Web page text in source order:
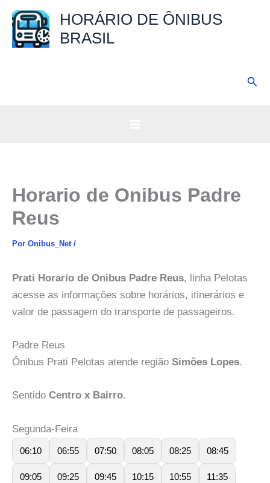
para
HORÁRIO DE ÔNIBUS
BRASIL
Horario de Onibus Padre
Reus
Por Onibus_Net /
Prati Horario de Onibus Padre Reus, linha Pelotas
acesse as informações sobre horários, itinerários e
valor de passagem do transporte de passageiros.
Padre Reus
Ônibus Prati Pelotas atende região Simões Lopes.
Sentido Centro x Bairro.
Segunda-Feira
06:10 06:55 07:50 08:05 08:25 08:45
09:05 09:25 09:45 10:15 10:55 11:35